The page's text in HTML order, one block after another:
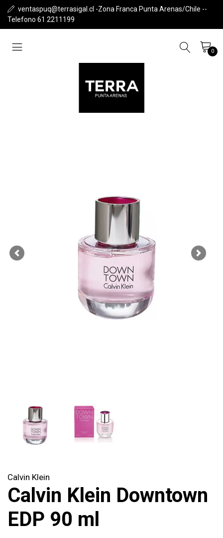
ventaspuq@terrasigal.cl -Zona Franca Punta Arenas/Chile --
Telefono 61 2211199
0
Previous Next
Calvin Klein
Calvin Klein Downtown
EDP 90 ml